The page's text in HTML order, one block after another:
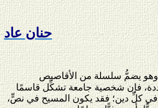
حنان عاد
وهو يضمُّ سلسلة من الأقاصيص
فإن شخصية جامعة تشكِّل قاسمًا
في كلِّ دين؛ فقد يكون المسيح في نصٍّ،